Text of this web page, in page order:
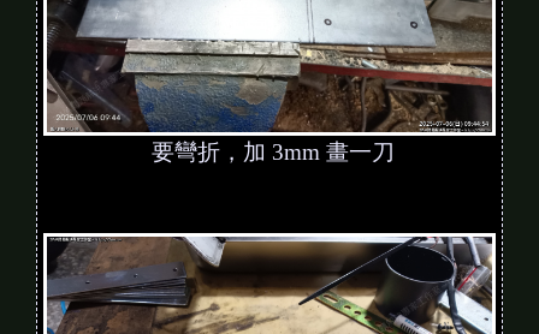
要彎折，加 3mm 畫一刀